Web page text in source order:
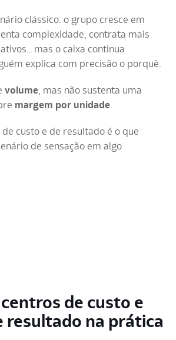
clássico: o grupo cresce em
complexidade, contrata mais
mas o caixa continua
explica com precisão o porquê.
volume, mas não sustenta uma
margem por unidade.
custo e de resultado é o que
de sensação em algo
de custo e
resultado na prática